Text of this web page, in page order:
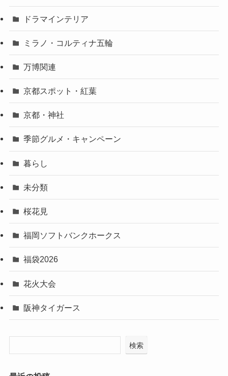
ドラマインテリア
ミラノ・コルティナ五輪
万博関連
京都スポット・紅葉
京都・神社
季節グルメ・キャンペーン
暮らし
未分類
桜花見
福岡ソフトバンクホークス
福袋2026
花火大会
阪神タイガース
検索